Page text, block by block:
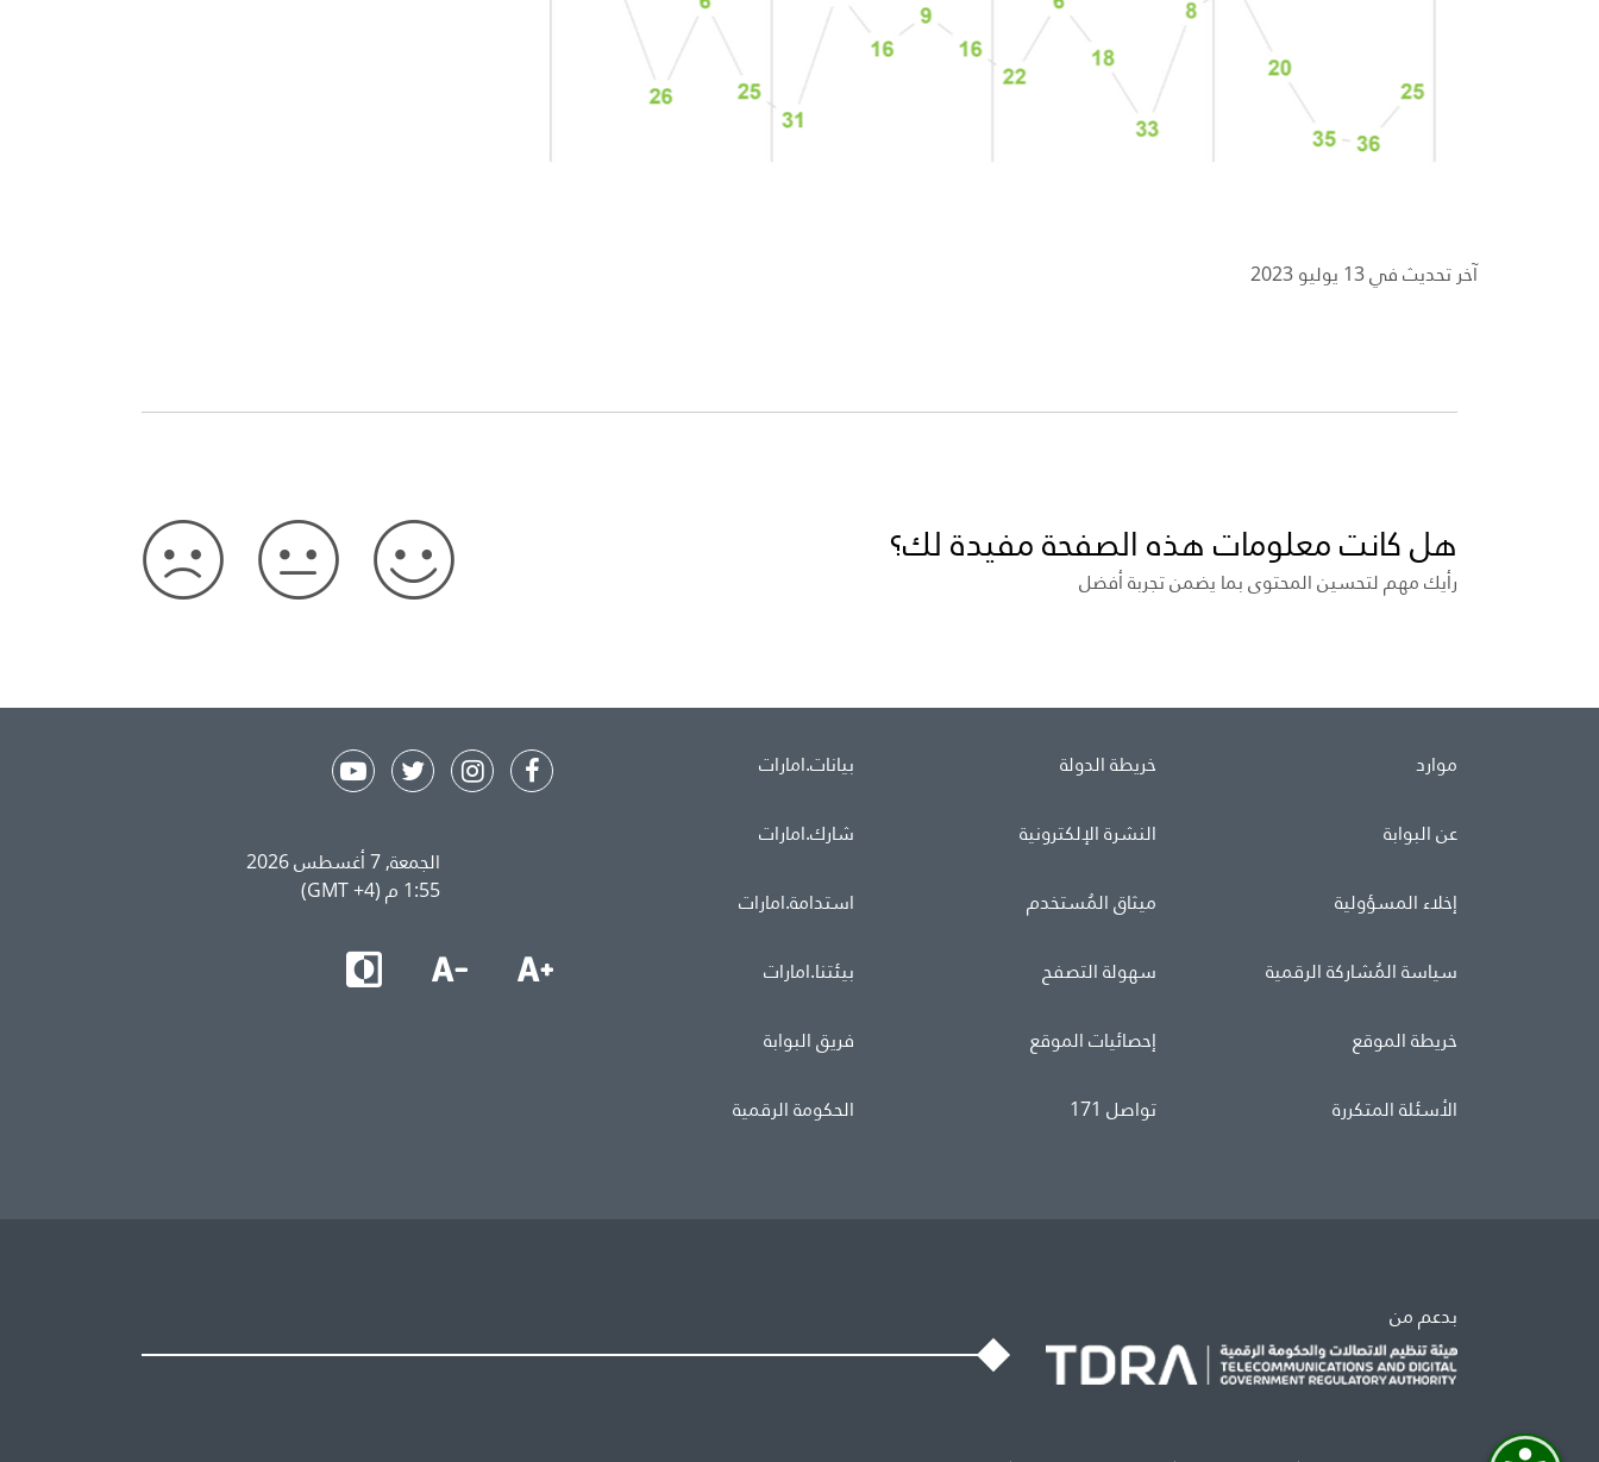
آخر تحديث في 13 يوليو 2023
هل كانت معلومات هذه الصفحة مفيدة لك؟
رأيك مهم لتحسين المحتوى بما يضمن تجربة أفضل
موارد خريطة الدولة بيانات.امارات
عن البوابة النشرة الإلكترونية شارك.امارات
إخلاء المسؤولية ميثاق المُستخدم استدامة.امارات
سياسة المُشاركة الرقمية سهولة التصفح بيئتنا.امارات
خريطة الموقع إحصائيات الموقع فريق البوابة
الأسئلة المتكررة تواصل 171 الحكومة الرقمية
الجمعة, 7 أغسطس 2026
1:55 م (GMT +4)
بدعم من